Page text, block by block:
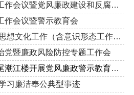
我校召开全面从严治党工作会议暨党风廉政建设和反腐败工作会议
作会议暨警示教育会
我校召开2024年度宣传思想文化工作（含意识形态工作）专题会
党暨廉政风险防控专题工作会
我校组织党员干部赴马尾潮江楼开展党风廉政警示教育现场教学
习廉洁奉公典型事迹